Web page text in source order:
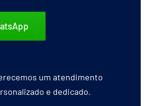
um atendimento
e dedicado.